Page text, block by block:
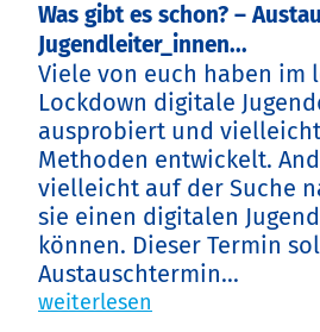
Was gibt es schon? –
Jugendleiter_innen...
Viele von euch haben im
Lockdown digitale
ausprobiert und
Methoden entwickelt.
vielleicht auf der Suche
sie einen digitalen
können. Dieser Termin
Austauschtermin...
weiterlesen